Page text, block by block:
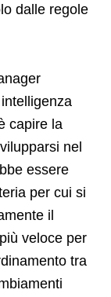
dalle regole
capire la
nel
essere
per cui si
il
veloce per
tra